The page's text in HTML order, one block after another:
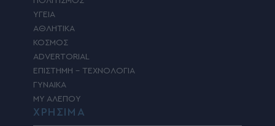
ΥΓΕΙΑ
ΑΘΛΗΤΙΚΑ
ΚΟΣΜΟΣ
ADVERTORIAL
ΕΠΙΣΤΗΜΗ – ΤΕΧΝΟΛΟΓΙΑ
ΓΥΝΑΙΚΑ
MY ΑΛΕΠΟΥ
ΧΡΗΣΙΜΑ